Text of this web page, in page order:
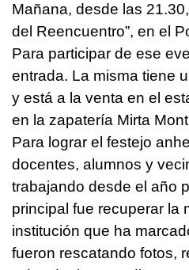
Mañana, desde las
del Reencuentro”, en el
Para participar de ese
entrada. La misma tiene
y está a la venta en el
en la zapatería Mirta
Para lograr el festejo
docentes, alumnos y
trabajando desde el año
principal fue recuperar la
institución que ha
fueron rescatando fotos,